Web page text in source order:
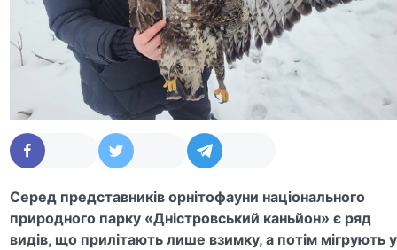
Серед представників орнітофауни національного
природного парку «Дністровський каньйон» є ряд
видів, що прилітають лише взимку, а потім мігрують у